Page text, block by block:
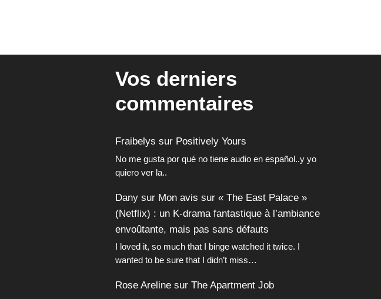
Vos derniers
commentaires
Fraibelys sur Positively Yours
No me gusta por qué no tiene audio en español..y yo
quiero ver la..
Dany sur Mon avis sur « The East Palace »
(Netflix) : un K-drama fantastique à l’ambiance
envoûtante, mais pas sans défauts
I loved it, so much that I binge watched it twice. I
wanted to be sure that I didn’t miss…
Rose Areline sur The Apartment Job